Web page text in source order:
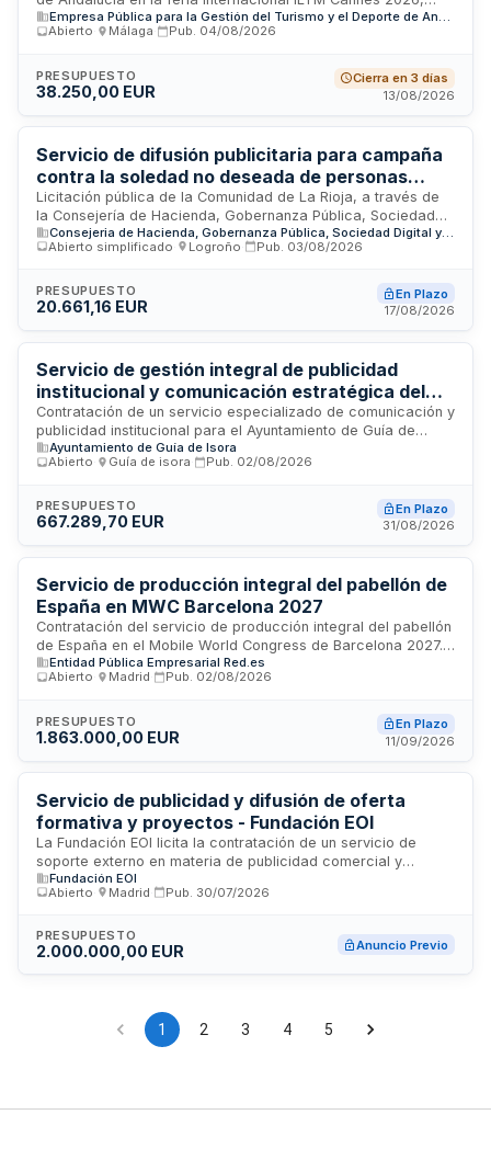
convocada por la Empresa Pública para la Gestión del
Turismo y el Deporte de Andalucía, S.A. El proyecto incluye la
un stand promocional destinado a la promoción turística de
Andalucía en el evento ferial más importante del sector de
desde el proyecto técnico hasta la materialización del
espacio expositivo en sus aspectos constructivos y de
acabado.
Empresa Pública para la Gestión del Turismo y el Deporte de Andalucía, S.A.
Abierto
Málaga Pub. 04/08/2026
PRESUPUESTO
38.250,00 EUR
Cierra en 3 días
13/08/2026
Servicio de difusión publicitaria para campaña
contra la soledad no deseada de personas
mayores - Comunidad de La Rioja
Licitación pública de la Comunidad de La Rioja, a través de
la Consejería de Hacienda, Gobernanza Pública, Sociedad
Digital y Portavocía del Gobierno, para la contratación de
servicios de difusión publicitaria destinados a impulsar una
deseada de las personas mayores. El servicio incluye la
planificación, diseño y ejecución de acciones publicitarias en
concienciar a la población objetivo sobre esta problemática
social.
Abierto simplificado
Logroño Pub. 03/08/2026
PRESUPUESTO
20.661,16 EUR
En Plazo
17/08/2026
Servicio de gestión integral de publicidad
institucional y comunicación estratégica del
Ayuntamiento de Guía de Isora
Contratación de un servicio especializado de comunicación y
publicidad institucional para el Ayuntamiento de Guía de
Isora. El contrato abarca la gestión estratégica de la
comunicación municipal, redacción de textos informativos,
comunicación, asesoramiento en inserción publicitaria y
seguimiento de acciones comunicativas. El objetivo es
e instituciones, fortaleciendo la imagen institucional y
manteniendo una comunicación fluida y efectiva con todos
los actores clave.
Ayuntamiento de Guía de Isora
Abierto
Guía de isora Pub. 02/08/2026
PRESUPUESTO
667.289,70 EUR
En Plazo
31/08/2026
Servicio de producción integral del pabellón de
España en MWC Barcelona 2027
Contratación del servicio de producción integral del pabellón
de España en el Mobile World Congress de Barcelona 2027.
El servicio comprende la puesta a disposición del pabellón,
sus infraestructuras tecnológicas, organización de
seguimiento y reporte del proyecto. Red.es licita esta
prestación para garantizar la correcta ejecución de todas
necesarias para la participación española en el congreso
tecnológico.
Entidad Pública Empresarial Red.es
Abierto
Madrid Pub. 02/08/2026
PRESUPUESTO
1.863.000,00 EUR
En Plazo
11/09/2026
Servicio de publicidad y difusión de oferta
formativa y proyectos - Fundación EOI
La Fundación EOI licita la contratación de un servicio de
soporte externo en materia de publicidad comercial y
difusión. Una agencia especializada realizará acciones de
comunicación y promoción dirigidas a dar visibilidad a toda
proyectos que desarrolla y promueve. El servicio incluye la
planificación, ejecución y seguimiento de campañas
institucional de EOI.
Fundación EOI
Abierto
Madrid Pub. 30/07/2026
PRESUPUESTO
2.000.000,00 EUR Anuncio Previo
1 2 3 4 5